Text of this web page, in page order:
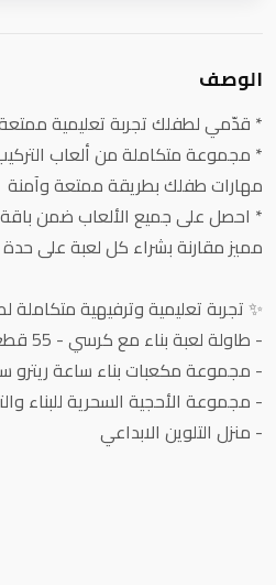
الوصف
* قدّمي لطفلك تجربة تعليمية
* مجموعة متكاملة من ألعاب
مهارات طفلك بطريقة ممتعة وآمنة
* احصل على جميع الألعاب ضمن
مميز مقارنة بشراء كل لعبة على حدة
✨ تجربة تعليمية وترفيهية
- طاولة لعبة بناء مع كرسي - 55 قطعة
- مجموعة مكعبات بناء ساعة ريترو سوينغ
- مجموعة الأحجية السحرية للبناء
- منزل التلوين الابداعي